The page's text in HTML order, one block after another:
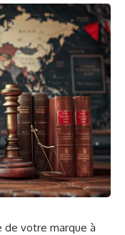
de votre marque à